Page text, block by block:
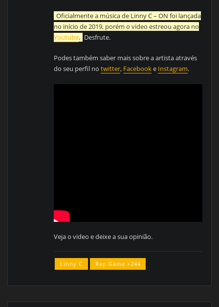
Oficialmente a música de Linny C – ON foi lançada
no início de 2019, porém o video estreou agora no
Youtube. Desfrute.
Podes também saber mais sobre a artista através
do seu perfil notwitter, Facebooke Instagram.
Veja o video e deixe a sua opinião.
Linny C Rap Game +244